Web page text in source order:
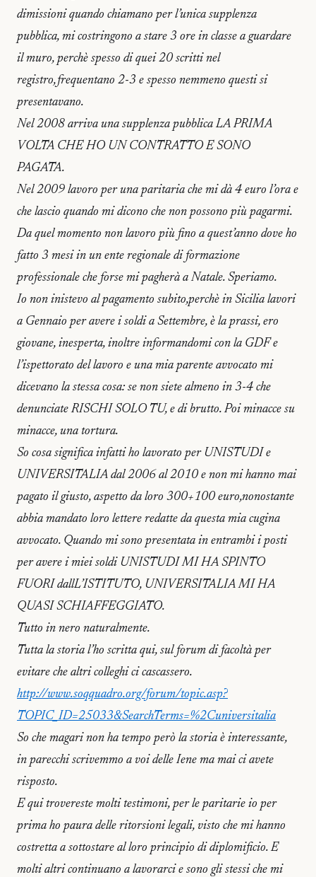
dimissioni quando chiamano per l’unica supplenza
pubblica, mi costringono a stare 3 ore in classe a guardare
il muro, perchè spesso di quei 20 scritti nel
registro,frequentano 2-3 e spesso nemmeno questi si
presentavano.
Nel 2008 arriva una supplenza pubblica LA PRIMA
VOLTA CHE HO UN CONTRATTO E SONO
PAGATA.
Nel 2009 lavoro per una paritaria che mi dà 4 euro l’ora e
che lascio quando mi dicono che non possono più pagarmi.
Da quel momento non lavoro più fino a quest’anno dove ho
fatto 3 mesi in un ente regionale di formazione
professionale che forse mi pagherà a Natale. Speriamo.
Io non inistevo al pagamento subito,perchè in Sicilia lavori
a Gennaio per avere i soldi a Settembre, è la prassi, ero
giovane, inesperta, inoltre informandomi con la GDF e
l’ispettorato del lavoro e una mia parente avvocato mi
dicevano la stessa cosa: se non siete almeno in 3-4 che
denunciate RISCHI SOLO TU, e di brutto. Poi minacce su
minacce, una tortura.
So cosa significa infatti ho lavorato per UNISTUDI e
UNIVERSITALIA dal 2006 al 2010 e non mi hanno mai
pagato il giusto, aspetto da loro 300+100 euro,nonostante
abbia mandato loro lettere redatte da questa mia cugina
avvocato. Quando mi sono presentata in entrambi i posti
per avere i miei soldi UNISTUDI MI HA SPINTO
FUORI dallL’ISTITUTO, UNIVERSITALIA MI HA
QUASI SCHIAFFEGGIATO.
Tutto in nero naturalmente.
Tutta la storia l’ho scritta qui, sul forum di facoltà per
evitare che altri colleghi ci cascassero.
http://www.soqquadro.org/forum/topic.asp?
TOPIC_ID=25033&SearchTerms=%2Cuniversitalia
So che magari non ha tempo però la storia è interessante,
in parecchi scrivemmo a voi delle Iene ma mai ci avete
risposto.
E qui trovereste molti testimoni, per le paritarie io per
prima ho paura delle ritorsioni legali, visto che mi hanno
costretta a sottostare al loro principio di diplomificio. E
molti altri continuano a lavorarci e sono gli stessi che mi